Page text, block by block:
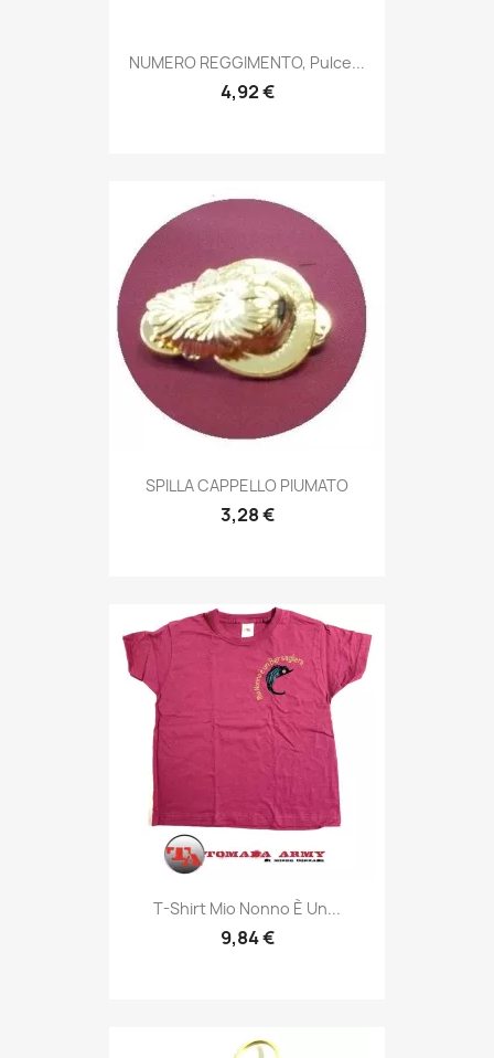
Anteprima
NUMERO REGGIMENTO, Pulce...
4,92 €
Anteprima
SPILLA CAPPELLO PIUMATO
3,28 €
Anteprima
T-Shirt Mio Nonno È Un...
9,84 €